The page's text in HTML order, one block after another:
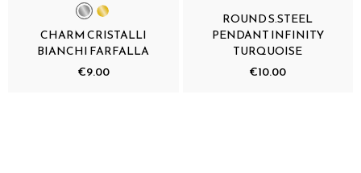
CHARM CRISTALLI
BIANCHI FARFALLA
€9.00
ROUND S.STEEL
PENDANT INFINITY
TURQUOISE
€10.00